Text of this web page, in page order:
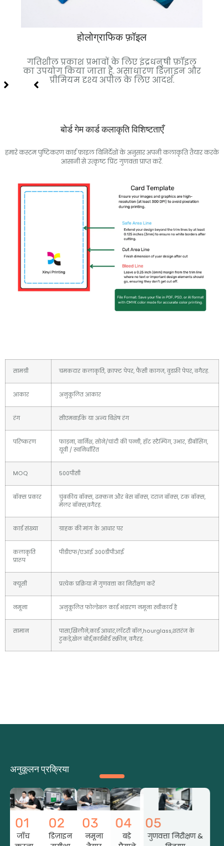
होलोग्राफिक फ़ॉइल
गतिशील प्रकाश प्रभावों के लिए इंद्रधनुषी फ़ॉइल
का उपयोग किया जाता है. असाधारण डिज़ाइन और
प्रीमियम दृश्य अपील के लिए आदर्श.
बोर्ड गेम कार्ड कलाकृति विशिष्टताएँ
हमारे कस्टम पुष्टिकरण कार्ड फ़ाइल विनिर्देशों के अनुसार अपनी कलाकृति तैयार करके
आसानी से उत्कृष्ट प्रिंट गुणवत्ता प्राप्त करें.
सामग्री चमकदार कलाकृति, क्राफ्ट पेपर, फैंसी कागज, वुडफ्री पेपर, वगैरह.
आकार अनुकूलित आकार
रंग सीएमवाईके या अन्य विशेष रंग
परिष्करण
फाड़ना, वार्निश, सोने/चांदी की पन्नी, हॉट स्टैम्पिंग, उभार, डीबॉसिंग,
यूवी / स्वनिर्धारित
MOQ 500पीसी
बॉक्स प्रकार
चुंबकीय बॉक्स, ढक्कन और बेस बॉक्स, दराज बॉक्स, टक बॉक्स,
मेलर बॉक्स,वगैरह.
कार्ड संख्या ग्राहक की मांग के आधार पर
कलाकृति
प्रारूप
पीडीएफ/एआई 300डीपीआई
क्यूसी प्रत्येक प्रक्रिया में गुणवत्ता का निरीक्षण करें
नमूना अनुकूलित फोल्डेबल कार्ड भंडारण नमूना स्वीकार्य है
सामान
पासा,खिलौने,कार्ड आधार,लॉटरी बॉल,hourglass,शतरंज के
टुकड़े,खेल बोर्ड,कार्डबोर्ड स्क्रीन, वगैरह.
अनुकूलन प्रक्रिया
01
जाँच
02
डिज़ाइन
03
नमूना
04
बड़े
05
गुणवत्ता निरीक्षण &